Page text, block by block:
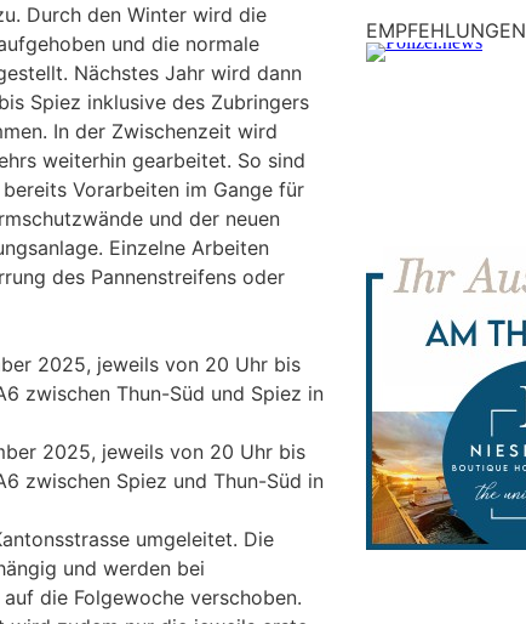
Durch den Winter wird die
und die normale
Nächstes Jahr wird dann
Spiez inklusive des Zubringers
In der Zwischenzeit wird
weiterhin gearbeitet. So sind
Vorarbeiten im Gange für
und der neuen
Einzelne Arbeiten
des Pannenstreifens oder
2025, jeweils von 20 Uhr bis
zwischen Thun-Süd und Spiez in
2025, jeweils von 20 Uhr bis
zwischen Spiez und Thun-Süd in
umgeleitet. Die
und werden bei
die Folgewoche verschoben.
EMPFEHLUNGEN